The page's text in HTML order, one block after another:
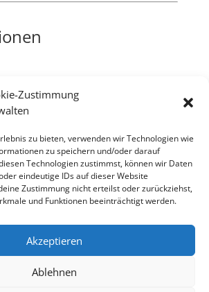
Zustimmung
zu bieten, verwenden wir Technologien wie
zu speichern und/oder darauf
Technologien zustimmst, können wir Daten
eindeutige IDs auf dieser Website
Zustimmung nicht erteilst oder zurückziehst,
und Funktionen beeinträchtigt werden.
Akzeptieren
Ablehnen
57
friseurbedarf.net